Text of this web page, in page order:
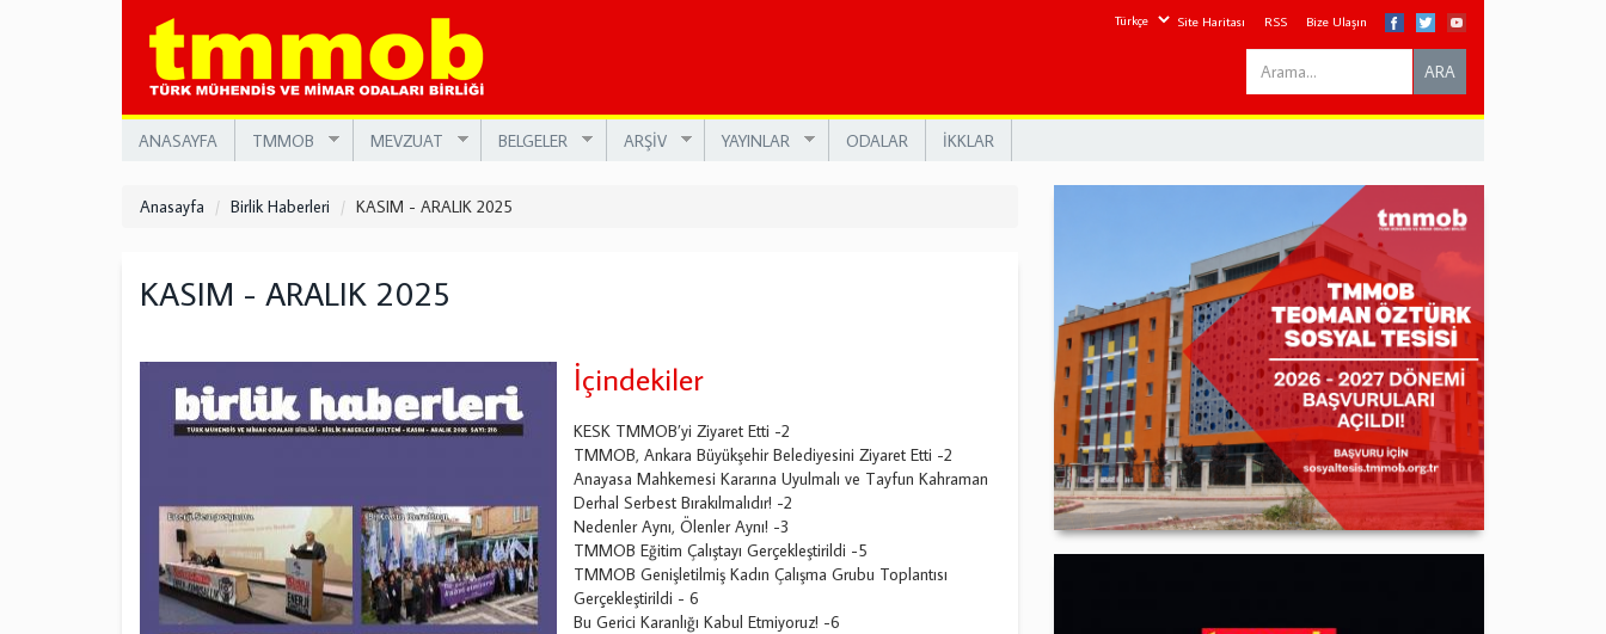
Site Haritası RSS Bize Ulaşın
Search
this
ARA
ANASAYFA TMMOB MEVZUAT BELGELER ARŞİV YAYINLAR ODALAR İKKLAR
Anasayfa Birlik Haberleri KASIM - ARALIK 2025
KASIM - ARALIK 2025
İçindekiler
KESK TMMOB’yi Ziyaret Etti -2
TMMOB, Ankara Büyükşehir Belediyesini Ziyaret Etti -2
Anayasa Mahkemesi Kararına Uyulmalı ve Tayfun Kahraman
Derhal Serbest Bırakılmalıdır! -2
Nedenler Aynı, Ölenler Aynı! -3
TMMOB Eğitim Çalıştayı Gerçekleştirildi -5
TMMOB Genişletilmiş Kadın Çalışma Grubu Toplantısı
Gerçekleştirildi - 6
Bu Gerici Karanlığı Kabul Etmiyoruz! -6